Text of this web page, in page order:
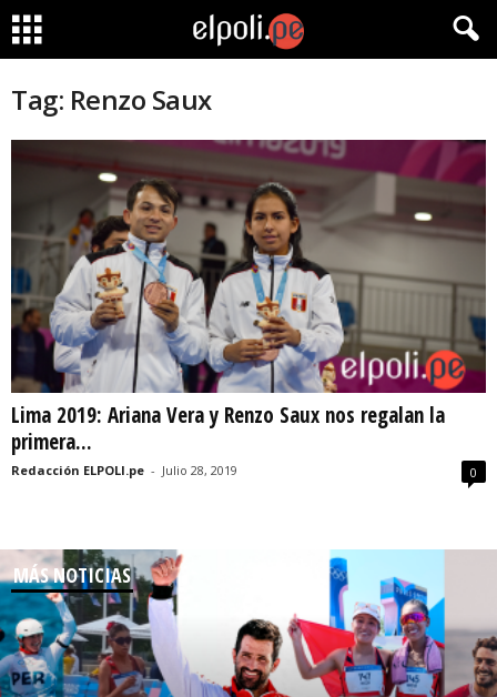
Tag: Renzo Saux
Lima 2019: Ariana Vera y Renzo Saux nos regalan la
primera...
Redacción ELPOLI.pe - Julio 28, 2019 0
MÁS NOTICIAS